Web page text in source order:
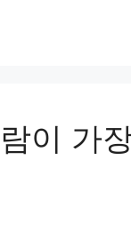
이 가